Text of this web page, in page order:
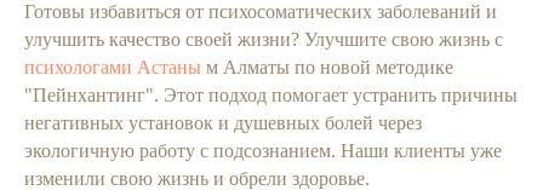
Готовы избавиться от психосоматических заболеваний и
улучшить качество своей жизни? Улучшите свою жизнь с
психологами Астаны м Алматы по новой методике
"Пейнхантинг". Этот подход помогает устранить причины
негативных установок и душевных болей через
экологичную работу с подсознанием. Наши клиенты уже
изменили свою жизнь и обрели здоровье.